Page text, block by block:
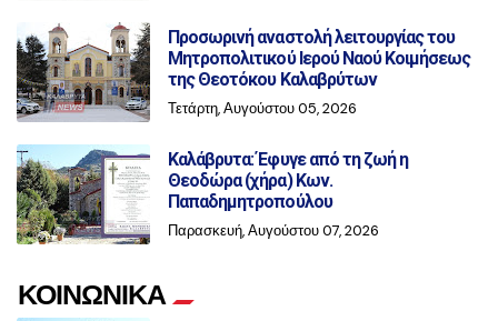
Προσωρινή αναστολή λειτουργίας του
Μητροπολιτικού Ιερού Ναού Κοιμήσεως
της Θεοτόκου Καλαβρύτων
Τετάρτη, Αυγούστου 05, 2026
Καλάβρυτα: Έφυγε από τη ζωή η
Θεοδώρα (χήρα) Κων.
Παπαδημητροπούλου
Παρασκευή, Αυγούστου 07, 2026
ΚΟΙΝΩΝΙΚΑ